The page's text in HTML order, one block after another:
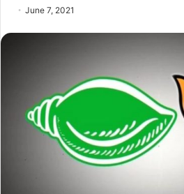
June 7, 2021